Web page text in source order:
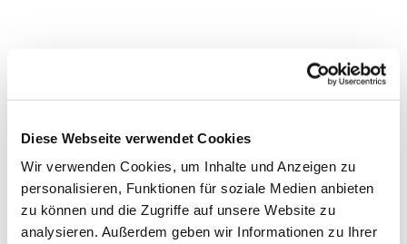
Diese Webseite verwendet Cookies
Wir verwenden Cookies, um Inhalte und Anzeigen zu
personalisieren, Funktionen für soziale Medien anbieten
zu können und die Zugriffe auf unsere Website zu
analysieren. Außerdem geben wir Informationen zu Ihrer